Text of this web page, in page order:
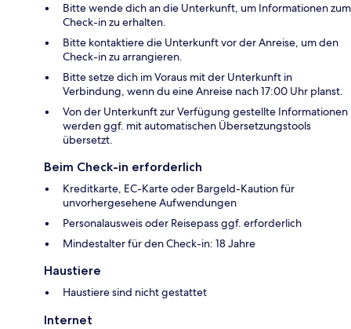
Bitte wende dich an die Unterkunft, um Informationen zum
Check-in zu erhalten.
Bitte kontaktiere die Unterkunft vor der Anreise, um den
Check-in zu arrangieren.
Bitte setze dich im Voraus mit der Unterkunft in
Verbindung, wenn du eine Anreise nach 17:00 Uhr planst.
Von der Unterkunft zur Verfügung gestellte Informationen
werden ggf. mit automatischen Übersetzungstools
übersetzt.
Beim Check-in erforderlich
Kreditkarte, EC-Karte oder Bargeld-Kaution für
unvorhergesehene Aufwendungen
Personalausweis oder Reisepass ggf. erforderlich
Mindestalter für den Check-in: 18 Jahre
Haustiere
Haustiere sind nicht gestattet
Internet